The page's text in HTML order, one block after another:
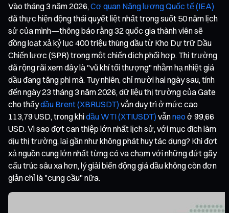
Vào tháng 3 năm 2026, Cơ quan Năng lượng Quốc tế (IEA)
đã thực hiện động thái quyết liệt nhất trong suốt 50 năm lịch
sử của mình—thông báo rằng 32 quốc gia thành viên sẽ
đồng loạt xả kỷ lục 400 triệu thùng dầu từ Kho Dự trữ Dầu
Chiến lược (SPR) trong một chiến dịch phối hợp. Thị trường
đã rộng rãi xem đây là "vũ khí tối thượng" nhằm hạ nhiệt giá
dầu đang tăng phi mã. Tuy nhiên, chỉ mười hai ngày sau, tính
đến ngày 23 tháng 3 năm 2026, dữ liệu thị trường của Gate
cho thấydầu Brent (XBRUSDT)vẫn duy trì ở mức cao
113,79 USD, trong khidầu WTI (XTIUSDT)vẫnneoở 99,66
USD. Vì sao đợt can thiệp lớn nhất lịch sử, với mục đích làm
dịu thị trường, lại gần như không phát huy tác dụng? Khi đợt
xả nguồn cung lớn nhất từng có va chạm với những đứt gãy
cấu trúc sâu xa hơn, lý giải biến động giá dầu không còn đơn
giản chỉ là "cung cầu" nữa.